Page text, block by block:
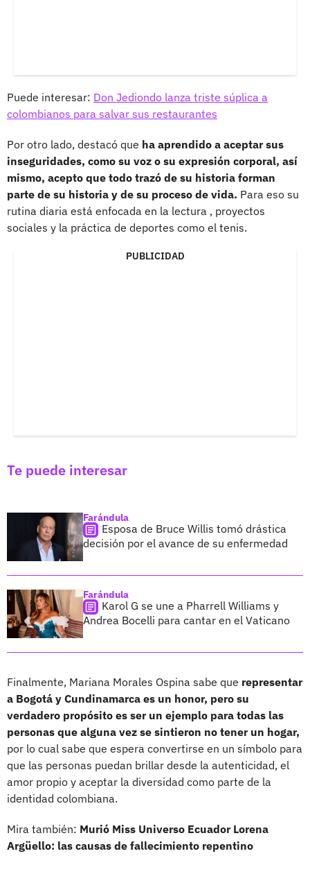
Puede interesar: Don Jediondo lanza triste súplica a
colombianos para salvar sus restaurantes
Por otro lado, destacó que ha aprendido a aceptar sus
inseguridades, como su voz o su expresión corporal, así
mismo, acepto que todo trazó de su historia forman
parte de su historia y de su proceso de vida. Para eso su
rutina diaria está enfocada en la lectura , proyectos
sociales y la práctica de deportes como el tenis.
PUBLICIDAD
Te puede interesar
Farándula
Esposa de Bruce Willis tomó drástica
decisión por el avance de su enfermedad
Farándula
Karol G se une a Pharrell Williams y
Andrea Bocelli para cantar en el Vaticano
Finalmente, Mariana Morales Ospina sabe que representar
a Bogotá y Cundinamarca es un honor, pero su
verdadero propósito es ser un ejemplo para todas las
personas que alguna vez se sintieron no tener un hogar,
por lo cual sabe que espera convertirse en un símbolo para
que las personas puedan brillar desde la autenticidad, el
amor propio y aceptar la diversidad como parte de la
identidad colombiana.
Mira también: Murió Miss Universo Ecuador Lorena
Argüello: las causas de fallecimiento repentino